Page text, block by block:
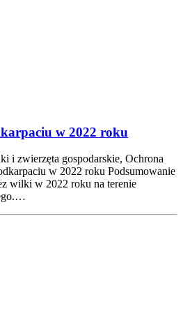
w 2022 roku
i zwierzęta gospodarskie, Ochrona
w 2022 roku Podsumowanie
wilki w 2022 roku na terenie